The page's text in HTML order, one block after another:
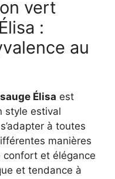
vert
:
au
Élisa est
style estival
à toutes
manières
et élégance
et tendance à